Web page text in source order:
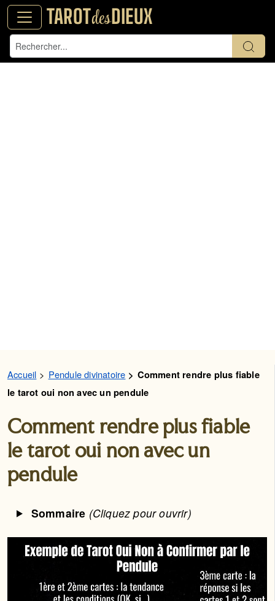
TAROTdesDIEUX
Accueil Pendule divinatoire
Comment rendre plus fiable
le tarot oui non avec un pendule
Comment rendre plus fiable
le tarot oui non avec un
pendule
Sommaire (Cliquez pour ouvrir)